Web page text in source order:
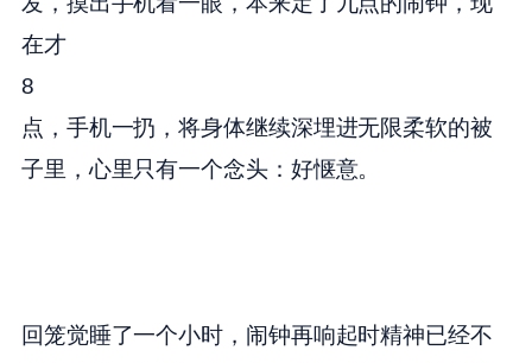
在才
8
点，手机一扔，将身体继续深埋进无限柔软的被
子里，心里只有一个念头：好惬意。
回笼觉睡了一个小时，闹钟再响起时精神已经不